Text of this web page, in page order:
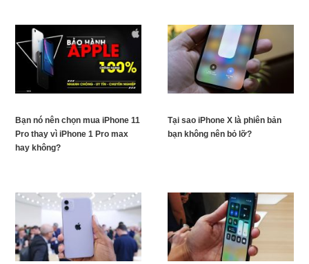
Bạn nó nên chọn mua iPhone 11
Pro thay vì iPhone 1 Pro max
hay không?
Tại sao iPhone X là phiên bản
bạn không nên bỏ lỡ?